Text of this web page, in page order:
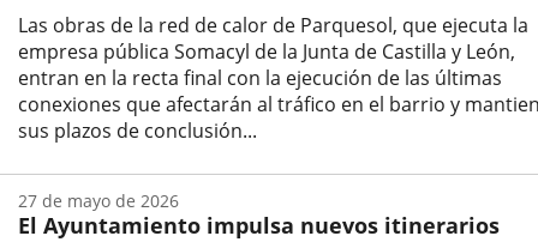
Las obras de la red de calor de Parquesol, que ejecuta la
empresa pública Somacyl de la Junta de Castilla y León,
entran en la recta final con la ejecución de las últimas
conexiones que afectarán al tráfico en el barrio y
sus plazos de conclusión...
la
noticia
El Ayuntamiento impulsa nuevos itinerarios
27 de mayo de 2026